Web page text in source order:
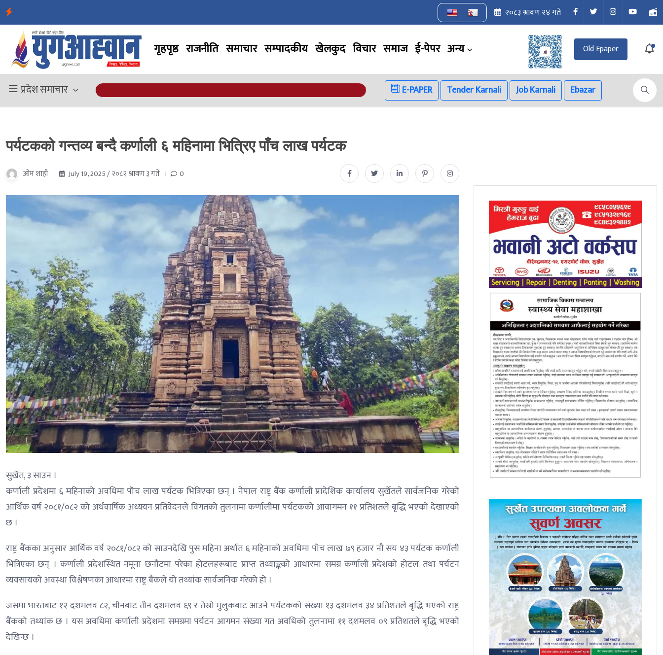
२०८३ श्रावण २४ गते
गृहपृष्ठ राजनीति समाचार सम्पादकीय खेलकुद विचार समाज ई-पेपर अन्य Old Epaper
प्रदेश समाचार E-PAPER Tender Karnali Job Karnali Ebazar
पर्यटकको गन्तव्य बन्दै कर्णाली ६ महिनामा भित्रिए पाँच लाख पर्यटक
ओम शाही July 19, 2025 / २०८२ श्रावण ३ गते 0
सुर्खेत, ३ साउन ।
कर्णाली प्रदेशमा ६ महिनाको अवधिमा पाँच लाख पर्यटक भित्रिएका छन् । नेपाल राष्ट्र बैंक कर्णाली प्रादेशिक कार्यालय सुर्खेतले सार्वजनिक गरेको
आर्थिक वर्ष २०८१/०८२ को अर्धवार्षिक अध्ययन प्रतिवेदनले विगतको तुलनामा कर्णालीमा पर्यटकको आवागमन ११ प्रतिशतले बृद्धि भएको देखाएको
छ ।
राष्ट्र बैंकका अनुसार आर्थिक वर्ष २०८१/०८२ को साउनदेखि पुस महिना अर्थात ६ महिनाको अवधिमा पाँच लाख ७९ हजार नौ सय ४३ पर्यटक कर्णाली
भित्रिएका छन् । कर्णाली प्रदेशस्थित नमूना छनौटमा परेका होटलहरूबाट प्राप्त तथ्याङ्कको आधारमा समग्र कर्णाली प्रदेशको होटल तथा पर्यटन
व्यवसायको अवस्था विश्लेषणका आधारमा राष्ट्र बैंकले यो तथ्यांक सार्वजनिक गरेको हो ।
जसमा भारतबाट १२ दशमलव ८२, चीनबाट तीन दशमलव ६९ र तेस्रो मुलुकबाट आउने पर्यटकको संख्या १३ दशमलव ३४ प्रतिशतले बृद्धि भएको राष्ट्र
बैंकको तथ्यांक छ । यस अवधिमा कर्णाली प्रदेशमा समग्रमा पर्यटन आगमन संख्या गत अवधिको तुलनामा ११ दशमलव ०९ प्रतिशतले बृद्धि भएको
देखिन्छ ।